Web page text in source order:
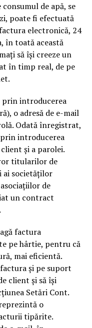
de apă, se
poate fi efectuată
electronică, 24
în toată această
să își creeze un
în timp real, de pe
prin introducerea
o adresă de e-mail
Odată înregistrat,
introducerea
și a parolei.
titularilor de
societăților
de
un contract
factura
pe hârtie, pentru că
mai eficientă.
și pe suport
client și să își
Setări Cont.
o
tipărite.